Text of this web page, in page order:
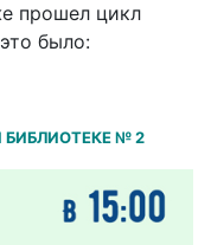
прошел цикл
было:
БИБЛИОТЕКЕ № 2